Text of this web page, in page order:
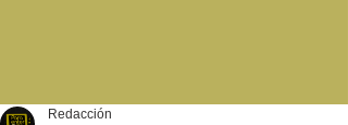
Redacción